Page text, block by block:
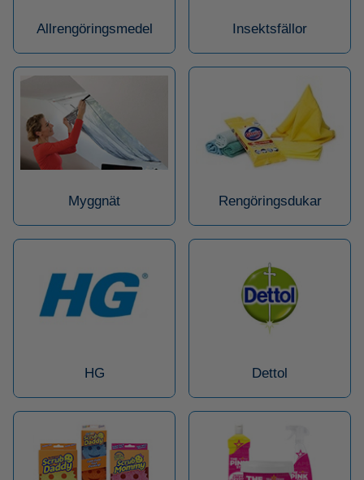
Allrengöringsmedel Insektsfällor
Myggnät Rengöringsdukar
HG Dettol